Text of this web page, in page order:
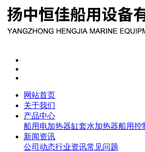
网站首页
关于我们
产品中心
船用电加热器缸套水加热器船用控
新闻资讯
公司动态行业资讯常见问题